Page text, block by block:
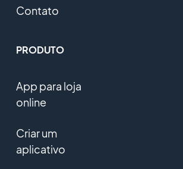
Contato
PRODUTO
App para loja
online
Criar um
aplicativo